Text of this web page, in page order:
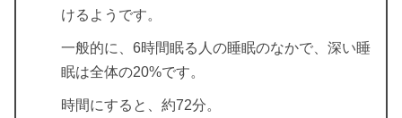
けるようです。
一般的に、6時間眠る人の睡眠のなかで、深い睡
眠は全体の20%です。
時間にすると、約72分。